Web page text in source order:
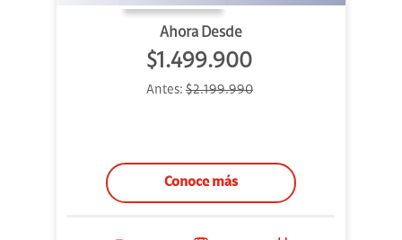
Ahora Desde
$1.499.900
Antes: $2.199.990
Conoce más